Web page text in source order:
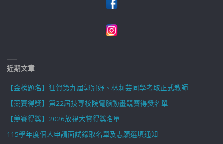
近期文章
【金榜題名】狂賀第九屆郭冠妤、林莉芸同學考取正式教師
【競賽得獎】第22屆技專校院電腦動畫競賽得獎名單
【競賽得獎】2026放視大賞得獎名單
115學年度個人申請面試錄取名單及志願選填通知